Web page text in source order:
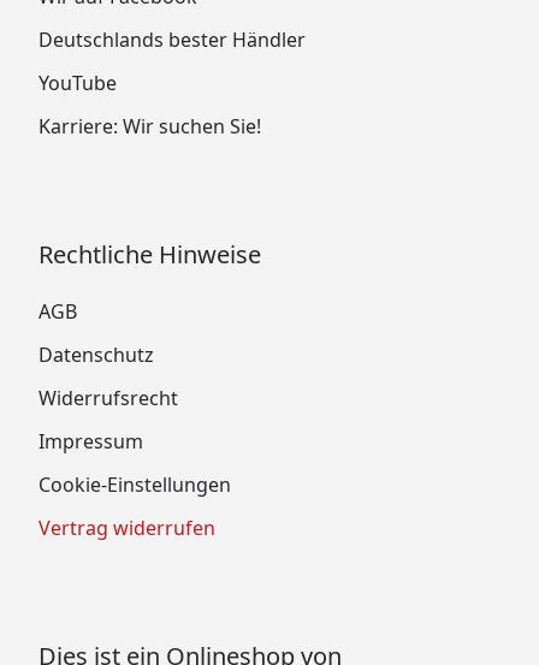
Deutschlands bester Händler
YouTube
Karriere: Wir suchen Sie!
Rechtliche Hinweise
AGB
Datenschutz
Widerrufsrecht
Impressum
Cookie-Einstellungen
Vertrag widerrufen
Dies ist ein Onlineshop von